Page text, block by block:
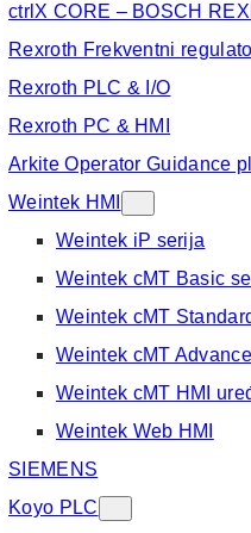
ctrlX CORE – BOSCH
Rexroth Frekventni
Rexroth PLC & I/O
Rexroth PC & HMI
Arkite Operator Guidance
Weintek HMI
Weintek iP serija
Weintek cMT Basic
Weintek cMT
Weintek cMT
Weintek cMT HMI
Weintek Web HMI
SIEMENS
Koyo PLC